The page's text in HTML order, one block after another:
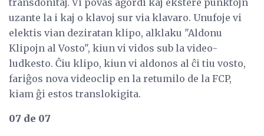
transdonitaj. Vi povas agordi kaj ekstere punktojn
uzante la i kaj o klavoj sur via klavaro. Unufoje vi
elektis vian deziratan klipo, alklaku "Aldonu
Klipojn al Vosto", kiun vi vidos sub la video-
ludkesto. Ĉiu klipo, kiun vi aldonos al ĉi tiu vosto,
fariĝos nova videoclip en la retumilo de la FCP,
kiam ĝi estos translokigita.
07 de 07